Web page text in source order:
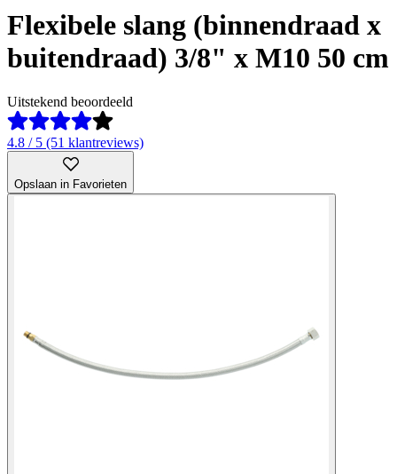
Flexibele slang (binnendraad x
buitendraad) 3/8" x M10 50 cm
Uitstekend beoordeeld
4.8 / 5 (51 klantreviews)
Opslaan in Favorieten